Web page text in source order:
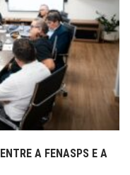
A FENASPS E A